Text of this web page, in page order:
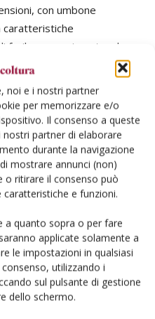
noi e i nostri partner
per memorizzare e/o
Il consenso a queste
partner di elaborare
durante la navigazione
mostrare annunci (non)
o ritirare il consenso può
e funzioni.
a quanto sopra o per fare
applicate solamente a
le impostazioni in qualsiasi
utilizzando i
sul pulsante di gestione
dello schermo.
con umbone
caratteristiche
facile accrescimento, al
apprezzata anche all’
tagliato il cordone
e realizzano impianti
possibile innovazione
Per soddisfare
impianti, presenti tra la
tra le quali si distingue la
di Murcia. Per la sua
a marzo-maggio e in
possibile, a settembre-
con frutti di buona